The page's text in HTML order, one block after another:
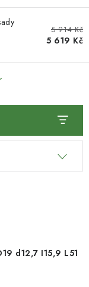
5 914 Kč
5 619 Kč
d12,7 I15,9 L51